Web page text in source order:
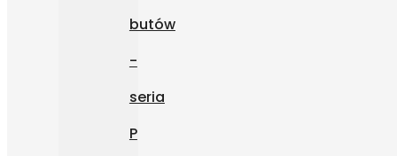
butów
-
seria
P